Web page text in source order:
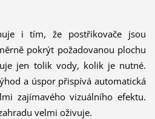
i tím, že postřikovače jsou
pokrýt požadovanou plochu
jen tolik vody, kolik je nutné.
a úspor přispívá automatická
zajímavého vizuálního efektu.
velmi oživuje.